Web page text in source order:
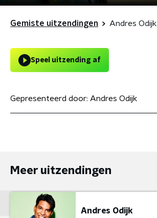
Gemiste uitzendingen Andres Odijk
Speel uitzending af
Gepresenteerd door: Andres Odijk
Meer uitzendingen
Andres Odijk